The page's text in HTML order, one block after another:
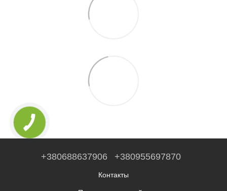
+380688637906 +380955697870
Контакты